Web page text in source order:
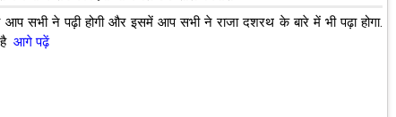
आप सभी ने पढ़ी होगी और इसमें आप सभी ने राजा दशरथ के बारे में भी पढ़ा होगा.
आगे पढ़ें